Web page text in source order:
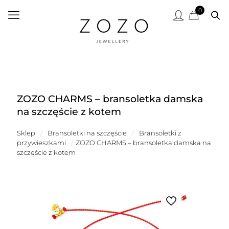
0
ZOZO CHARMS – bransoletka damska
na szczęście z kotem
Sklep / Bransoletki na szczęście /
Bransoletki z
przywieszkami
/ ZOZO CHARMS – bransoletka damska na
szczęście z kotem